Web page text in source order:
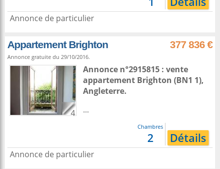
Annonce de particulier
Appartement Brighton 377 836 €
Annonce gratuite du 29/10/2016.
4
Annonce n°2915815 : vente
appartement Brighton (BN1 1),
Angleterre.
...
Chambres
2 Détails
Annonce de particulier